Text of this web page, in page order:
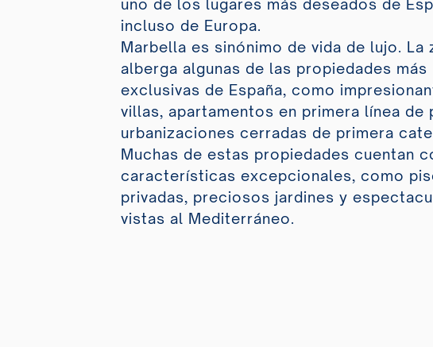
uno de los lugares más deseados de
incluso de Europa.
Marbella es sinónimo de vida de lujo. La
alberga algunas de las propiedades más
exclusivas de España, como
villas, apartamentos en primera línea de
urbanizaciones cerradas de primera
Muchas de estas propiedades cuentan
características excepcionales, como
privadas, preciosos jardines y
vistas al Mediterráneo.